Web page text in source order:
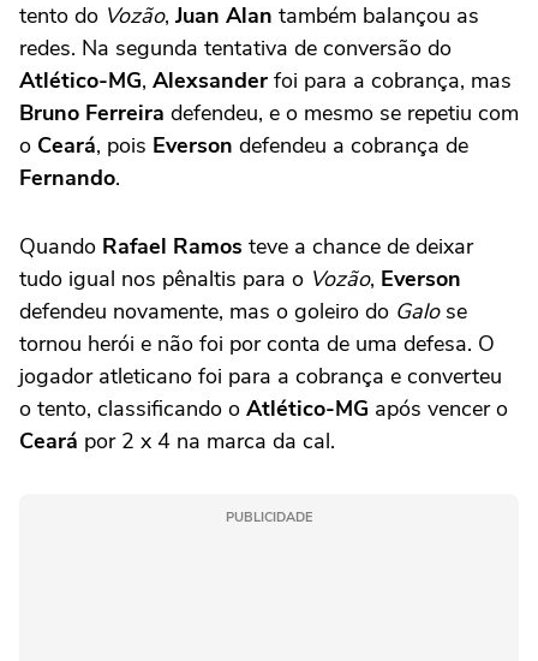
tento do Vozão, Juan Alan também balançou as
redes. Na segunda tentativa de conversão do
Atlético-MG, Alexsander foi para a cobrança, mas
Bruno Ferreira defendeu, e o mesmo se repetiu com
o Ceará, pois Everson defendeu a cobrança de
Fernando.
Quando Rafael Ramos teve a chance de deixar
tudo igual nos pênaltis para o Vozão, Everson
defendeu novamente, mas o goleiro do Galose
tornou herói e não foi por conta de uma defesa. O
jogador atleticano foi para a cobrança e converteu
o tento, classificando o Atlético-MG após vencer o
Ceará por 2 x 4 na marca da cal.
PUBLICIDADE